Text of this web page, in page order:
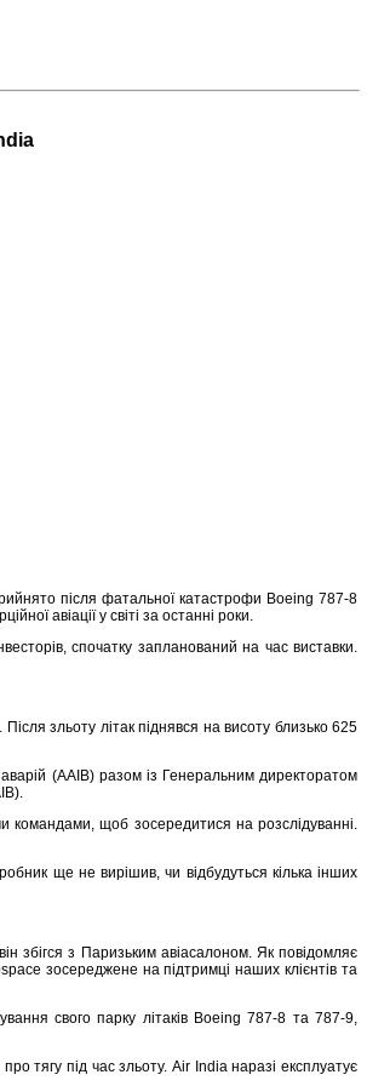
після фатальної катастрофи Boeing 787-8
авіації у світі за останні роки.
спочатку запланований на час виставки.
зльоту літак піднявся на висоту близько 625
аварій (AAIB) разом із Генеральним директоратом
командами, щоб зосередитися на розслідуванні.
ще не вирішив, чи відбудуться кілька інших
збігся з Паризьким авіасалоном. Як повідомляє
зосереджене на підтримці наших клієнтів та
свого парку літаків Boeing 787-8 та 787-9,
тягу під час зльоту. Air India наразі експлуатує